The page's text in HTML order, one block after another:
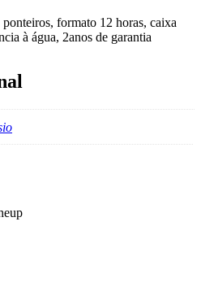
formato 12 horas, caixa
à água, 2anos de garantia